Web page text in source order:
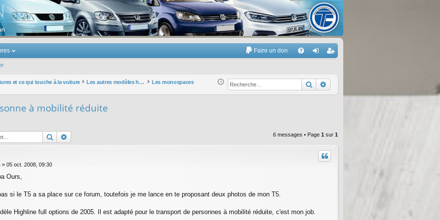
Touran
Faire un don
Q ne
xi
nr
eg
r
et ce qui touche à la voiture Les autres modèles hors VW : concessions, modèles, achat, prix et remise ... Les monospaces Rechercher
à mobilité réduite
Rechercher 6 messages • Page 1 sur 1
» 05 oct. 2008, 09:30
Ours,
si le T5 a sa place sur ce forum, toutefois je me lance en te proposant deux photos de mon T5.
Highline full options de 2005. Il est adapté pour le transport de personnes à mobilité réduite, c'est mon job.